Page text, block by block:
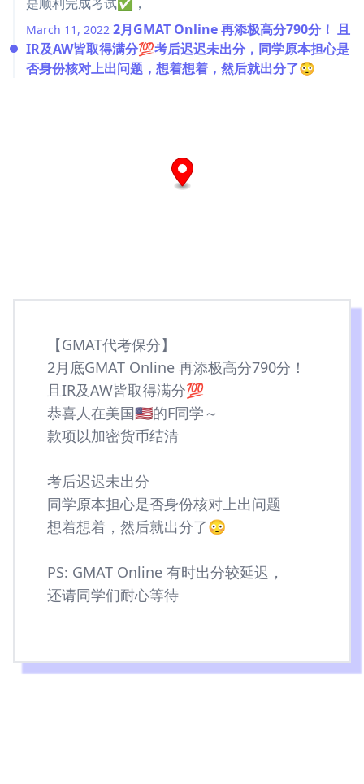
March 11, 2022 2月GMAT Online 再添极高分790分！ 且
IR及AW皆取得满分💯考后迟迟未出分，同学原本担心是
否身份核对上出问题，想着想着，然后就出分了😳
【GMAT代考保分】
2月底GMAT Online 再添极高分790分！
且IR及AW皆取得满分💯
恭喜人在美国🇺🇸的F同学～
款项以加密货币结清
考后迟迟未出分
同学原本担心是否身份核对上出问题
想着想着，然后就出分了😳
PS: GMAT Online 有时出分较延迟，
还请同学们耐心等待